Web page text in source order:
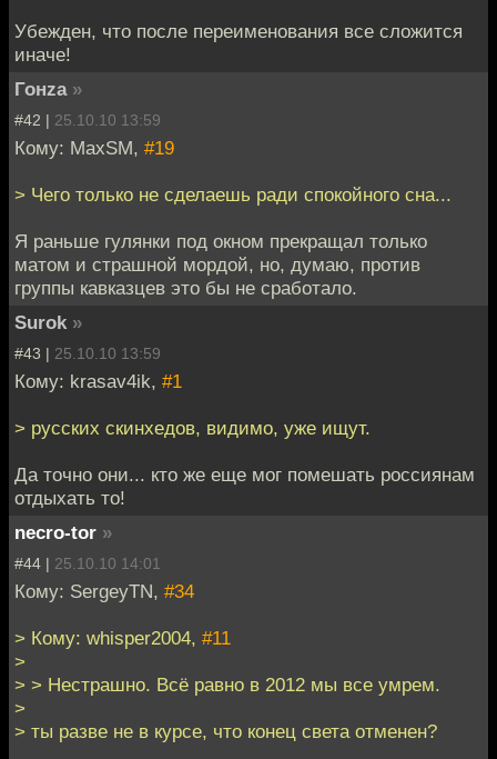
Убежден, что после переименования все сложится
иначе!
Гонzа »
#42 | 25.10.10 13:59
Кому: MaxSM, #19
> Чего только не сделаешь ради спокойного сна...
Я раньше гулянки под окном прекращал только
матом и страшной мордой, но, думаю, против
группы кавказцев это бы не сработало.
Surok »
#43 | 25.10.10 13:59
Кому: krasav4ik, #1
> русских скинхедов, видимо, уже ищут.
Да точно они... кто же еще мог помешать россиянам
отдыхать то!
necro-tor »
#44 | 25.10.10 14:01
Кому: SergeyTN, #34
> Кому: whisper2004, #11
>
> > Нестрашно. Всё равно в 2012 мы все умрем.
>
> ты разве не в курсе, что конец света отменен?